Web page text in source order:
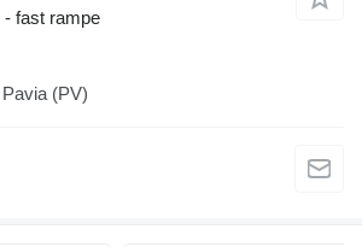
fast rampe
(PV)